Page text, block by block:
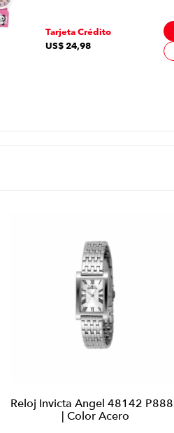
Tarjeta Crédito
US$24,98
Reloj Invicta Angel 48142
| Color Acero